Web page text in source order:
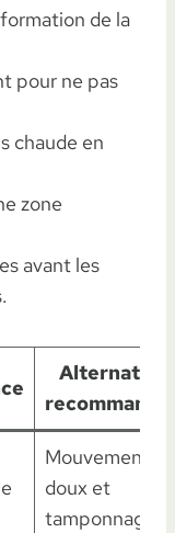
de la
pour ne pas
chaude en
zone
avant les
Alternative
Mouvements
doux et
tamponnage